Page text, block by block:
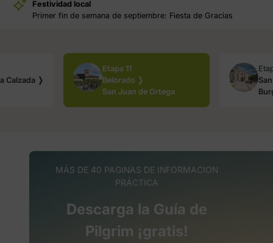
Festividad local
Primer fin de semana de septiembre: Fiesta de Gracias
Calzada ❭
Etapa 11
Belorado ❭
San Juan de Ortega
MÁS DE 40 PAGINAS DE INFORMACION
PRÁCTICA
Descarga la Guía de
Pilgrim ¡gratis!